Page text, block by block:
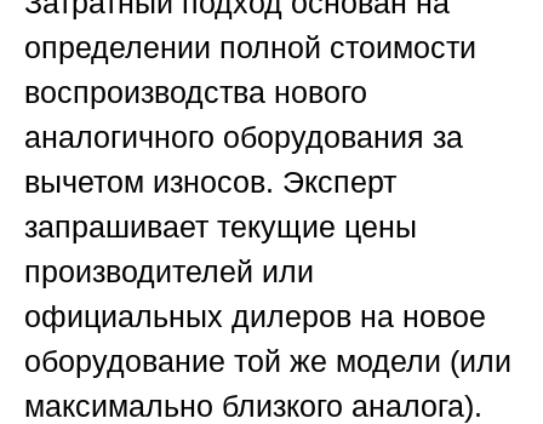
определении полной стоимости
воспроизводства нового
аналогичного оборудования за
вычетом износов. Эксперт
запрашивает текущие цены
производителей или
официальных дилеров на новое
оборудование той же модели (или
максимально близкого аналога).